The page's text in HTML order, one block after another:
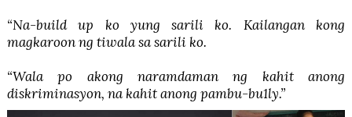
“Na-build up ko yung sarili ko. Kailangan kong
magkaroon ng tiwala sa sarili ko.
“Wala po akong naramdaman ng kahit anong
diskriminasyon, na kahit anong pambu-bu1ly.”